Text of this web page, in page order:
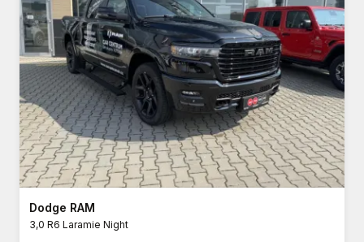
Dodge RAM
3,0 R6 Laramie Night